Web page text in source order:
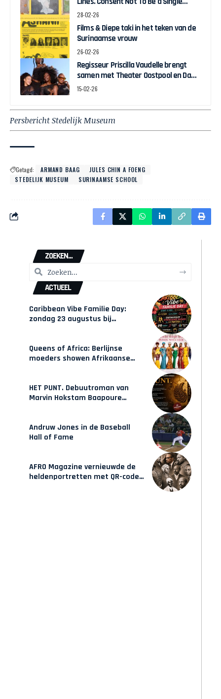
Being” in Stedelijk Museum
Amsterdam
28-02-26
Films & Diepe taki in het teken van de
Surinaamse vrouw
26-02-26
Regisseur Priscilla Vaudelle brengt
samen met Theater Oostpool en Dawn
Collective BLACK JOY naar het theater
15-02-26
Persbericht Stedelijk Museum
Getagd: ARMAND BAAG
JULES CHIN A FOENG
STEDELIJK MUSEUM
SURINAAMSE SCHOOL
ZOEKEN...
ACTUEEL
Caribbean Vibe Familie Day:
zondag 23 augustus bij
Queens of Africa: Berlijnse
moeders showen Afrikaanse
HET PUNT. Debuutroman van
Marvin Hokstam Baapoure
Andruw Jones in de Baseball
Hall of Fame
AFRO Magazine vernieuwde de
heldenportretten met QR-codes